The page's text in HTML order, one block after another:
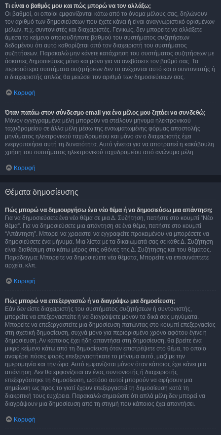
Τι είναι ο βαθμός μου και πώς μπορώ να τον αλλάξω;
Οι βαθμοί, οι οποίοι εμφανίζονται κάτω από το όνομα μέλους σας, δηλώνουν
τον αριθμό των δημοσιεύσεων που έχετε κάνει ή είναι αναγνωριστικό ορισμένων
μελών, π.χ. συντονιστές και διαχειριστές. Γενικώς, δεν μπορείτε να αλλάξετε
άμεσα το κείμενο οποιουδήποτε βαθμού του συστήματος συζητήσεων
δεδομένου ότι αυτό καθορίζεται από τον διαχειριστή του συστήματος
συζητήσεων. Παρακαλώ μην κάνετε κατάχρηση του συστήματος συζητήσεων με
άσκοπες δημοσιεύσεις μόνο και μόνο για να ανεβάσετε τον βαθμό σας. Τα
περισσότερα συστήματα συζητήσεων δεν το ανέχονται αυτό και ο συντονιστής ή
ο διαχειριστής απλώς θα μειώσει τον αριθμό των δημοσιεύσεων σας.
Κορυφή
Όταν πατάω στον σύνδεσμο email για ένα μέλος μου ζητάει να συνδεθώ;
Μόνον εγγεγραμμένα μέλη μπορούν να στείλουν μήνυμα ηλεκτρονικού
ταχυδρομείου σε άλλα μέλη μέσω της ενσωματωμένης φόρμας αποστολής
μηνύματος ηλεκτρονικού ταχυδρομείου και μόνο αν ο διαχειριστής έχει
ενεργοποιήσει αυτή τη δυνατότητα. Αυτό γίνεται για να αποτραπεί η κακόβουλη
χρήση του συστήματος ηλεκτρονικού ταχυδρομείου από ανώνυμα μέλη.
Κορυφή
Θέματα δημοσίευσης
Πώς μπορώ να δημιουργήσω ένα νέο θέμα ή να δημοσιεύσω μια απάντηση;
Για να δημοσιεύσετε ένα νέο θέμα σε μια Δ. Συζήτηση, πατήστε στο κουμπί “Νέο
θέμα”. Για να δημοσιεύσετε μια απάντηση σε ένα θέμα, πατήστε στο κουμπί
“Απάντηση”. Μπορεί να χρειαστεί να εγγραφείτε προκειμένου να μπορέσετε να
δημοσιεύσετε ένα μήνυμα. Μια λίστα με τα δικαιώματά σας σε κάθε Δ. Συζήτηση
είναι διαθέσιμη στο κάτω μέρος στις οθόνες της Δ. Συζήτησης και του θέματος.
Παράδειγμα: Μπορείτε να δημοσιεύετε νέα θέματα, Μπορείτε να επισυνάπτετε
αρχεία, κλπ.
Κορυφή
Πώς μπορώ να επεξεργαστώ ή να διαγράψω μια δημοσίευση;
Εάν δεν είστε διαχειριστής του συστήματος συζητήσεων ή συντονιστής,
μπορείτε να επεξεργαστείτε ή να διαγράψετε μόνον τα δικά σας μηνύματα.
Μπορείτε να επεξεργαστείτε μια δημοσίευση πατώντας στο κουμπί επεξεργασίας
στη σχετική δημοσίευση, συχνά μόνο για περιορισμένο χρόνο αφότου έγινε η
δημοσίευση. Αν κάποιος έχει ήδη απαντήσει στη δημοσίευση, θα βρείτε ένα
μικρό κείμενο κάτω από τη δημοσίευση όταν επιστρέψετε στο θέμα, το οποίο
αναφέρει πόσες φορές επεξεργαστήκατε το μήνυμα αυτό, μαζί με την
ημερομηνία και την ώρα. Αυτό εμφανίζεται μόνον όταν κάποιος έχει κάνει μια
απάντηση. Δεν θα εμφανίζεται αν ένας συντονιστής ή διαχειριστής
επεξεργάστηκε τη δημοσίευση, ωστόσο αυτοί μπορούν να αφήσουν μια
σημείωση ως προς το γιατί έχουν επεξεργαστεί τη δημοσίευση κατά τη
διακριτική τους ευχέρεια. Παρακαλώ σημειώστε ότι απλά μέλη δεν μπορεί να
διαγράψουν μια δημοσίευση από τη στιγμή που κάποιος έχει απαντήσει.
Κορυφή